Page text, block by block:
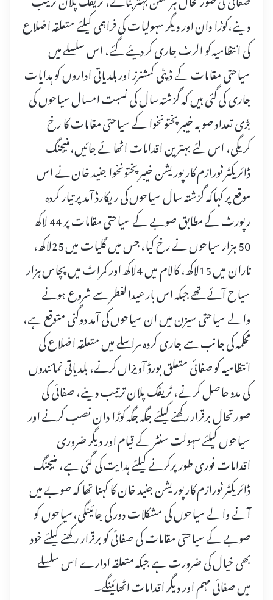
دینے،کوڑا دان اور دیگر سہولیات کی فراہمی کیلئے متعلقہ اضلاع
کی انتظامیہ کو الرٹ جاری کر دیئے گئے، اس سلسلے میں
سیاحتی مقامات کے ڈپٹی کمشنرز اور بلدیاتی اداروں کو ہدایات
جاری کی گئی ہیں کہ گزشتہ سال کی نسبت امسال سیاحوں کی
بڑی تعداد صوبہ خیبرپختونخوا کے سیاحتی مقامات کا رخ
کریگی، اس لئے بہترین اقدامات اٹھائے جائیں،منیجنگ
ڈائریکٹر ٹورازم کارپوریشن خیبرپختونخوا جنید خان نے اس
موقع پر کہاکہ گزشتہ سال سیاحوں کی ریکارڈ آمد پر تیار کردہ
رپورٹ کے مطابق صوبے کے سیاحتی مقامات پر 44 لاکھ
50 ہزار سیاحوں نے رخ کیا، جس میں گلیات میں 25لاکھ،
ناران میں 15لاکھ، کالام میں 4لاکھ اور کمراٹ میں پچاس ہزار
سیاح آئے تھے جبکہ اس بار عیدالفطر سے شروع ہونے
والے سیاحتی سیزن میں ان سیاحوں کی آمد دوگنی متوقع ہے،
محکمہ کی جانب سے جاری کردہ مراسلے میں متعلقہ اضلاع کی
انتظامیہ کو صفائی متعلق بورڈ آویزاں کرنے، بلدیاتی نمائندوں
کی مدد حاصل کرنے، ٹریفک پلان ترتیب دینے، صفائی کی
صورتحال برقرار رکھنے کیلئے جگہ جگہ کوڑا دان نصب کرنے اور
سیاحوں کیلئے سہولت سنٹر کے قیام اور دیگر ضروری
اقدامات فوری طور پرکرنے کیلئے ہدایت کی گئی ہے، منیجنگ
ڈائریکٹر ٹورازم کارپوریشن جنید خان کا کہنا تھا کہ صوبے میں
آنے والے سیاحوں کی مشکلات دور کی جائینگی،سیاحوں کو
صوبے کے سیاحتی مقامات کی صفائی کو برقرار رکھنے کیلئے خود
بھی خیال کی ضرورت ہے جبکہ متعلقہ ادارے اس سلسلے
میں صفائی مہم اور دیگر اقدامات اٹھائینگے۔